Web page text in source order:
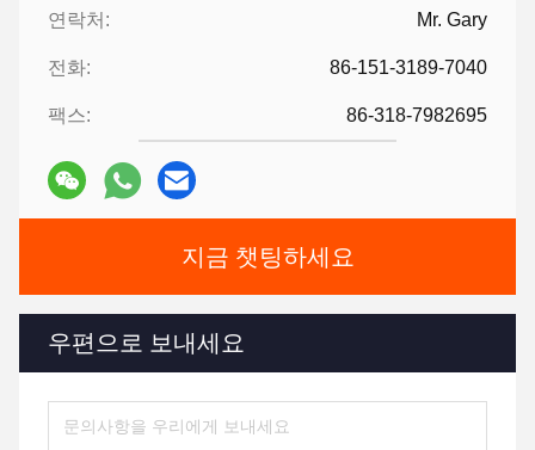
연락처: Mr. Gary
전화: 86-151-3189-7040
팩스: 86-318-7982695
지금 챗팅하세요
우편으로 보내세요